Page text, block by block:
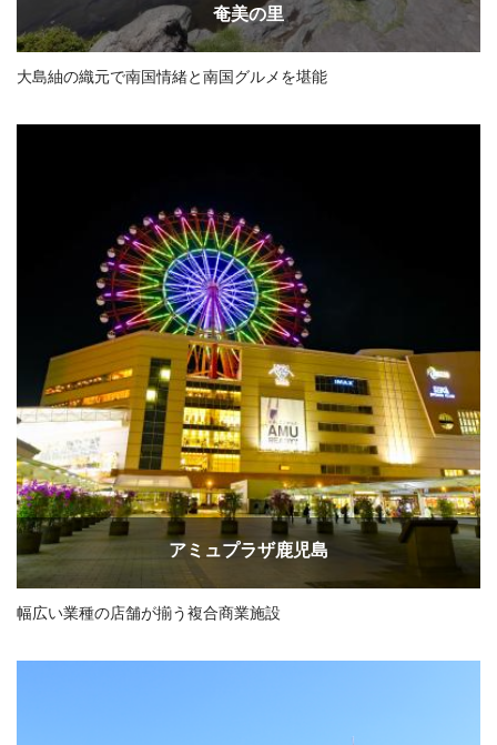
奄美の里
大島紬の織元で南国情緒と南国グルメを堪能
アミュプラザ鹿児島
幅広い業種の店舗が揃う複合商業施設